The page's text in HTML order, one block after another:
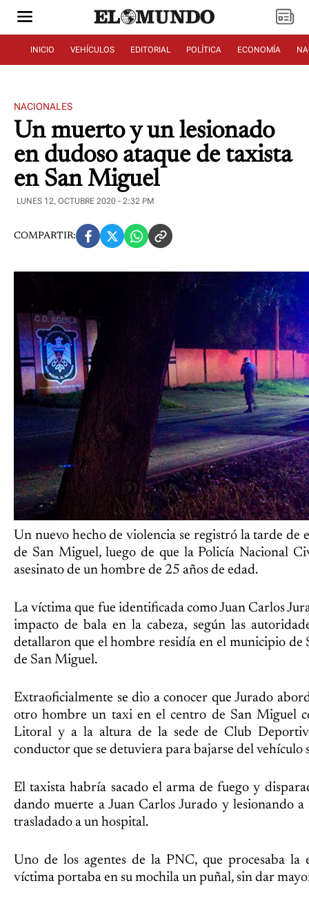
INICIO VEHÍCULOS EDITORIAL POLÍTICA ECONOMÍA
NACIONALES
Un muerto y un lesionado
en dudoso ataque de taxista
en San Miguel
LUNES 12, OCTUBRE 2020 - 2:32 PM
COMPARTIR:
Un nuevo hecho de violencia se registró la tarde de
de San Miguel, luego de que la Policía Nacional
asesinato de un hombre de 25 años de edad.
La víctima que fue identificada como Juan Carlos
impacto de bala en la cabeza, según las
detallaron que el hombre residía en el municipio de
de San Miguel.
Extraoficialmente se dio a conocer que Jurado
otro hombre un taxi en el centro de San Miguel
Litoral y a la altura de la sede de Club
conductor que se detuviera para bajarse del vehículo
El taxista habría sacado el arma de fuego y
dando muerte a Juan Carlos Jurado y lesionando a
trasladado a un hospital.
Uno de los agentes de la PNC, que procesaba la
víctima portaba en su mochila un puñal, sin dar